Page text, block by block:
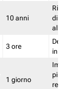
10 anni
di
3 ore
in
1 giorno
più